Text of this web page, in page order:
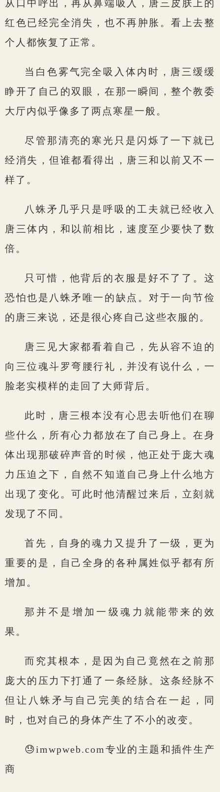
从口中呼出，再从鼻端吸入，唐三皮肤上的
红色已经完全消失，也不再肿胀。看上去整
个人都恢复了正常。
当白色雾气完全吸入体内时，唐三缓缓
睁开了自己的双眼，在那一瞬间，整个教委
大厅内似乎像多了两点寒星一般。
尽管那清亮的寒光只是闪烁了一下就已
经消失，但谁都看得出，唐三和以前又不一
样了。
八蛛矛几乎只是呼吸的工夫就已经收入
唐三体内，和以前相比，速度至少要快了数
倍。
只可惜，他背后的衣服是好不了了。这
恐怕也是八蛛矛唯一的缺点。对于一向节俭
的唐三来说，还是很心疼自己这些衣服的。
唐三见大家都看着自己，先从容不迫的
向三位魂斗罗弯腰行礼，并没有说什么，一
脸老实模样的走回了大师背后。
此时，唐三根本没有心思去听他们在聊
些什么，所有心力都放在了自己身上。在身
体出现那破碎声音的时候，他正处于庞大魂
力压迫之下，自然不知道自己身上什么地方
出现了变化。可此时他清醒过来后，立刻就
发现了不同。
首先，自身的魂力又提升了一级，更为
重要的是，自己全身的各种属姓似乎都有所
增加。
那并不是增加一级魂力就能带来的效
果。
而究其根本，是因为自己竟然在之前那
庞大的压力下打通了一条经脉。这条经脉不
但让八蛛矛与自己完美的结合在一起，同
时，也对自己的身体产生了不小的改变。
😓imwpweb.com专业的主题和插件生产
商